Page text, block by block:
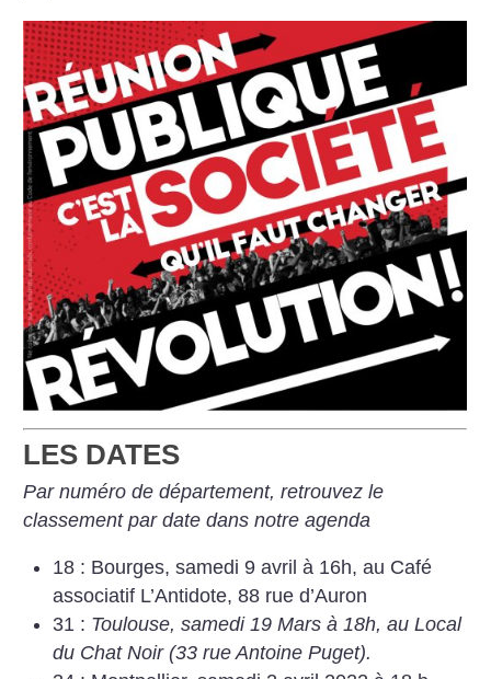
LES DATES
Par numéro de département, retrouvez le
classement par date dans notre agenda
18 : Bourges, samedi 9 avril à 16h, au Café
associatif L’Antidote, 88 rue d’Auron
31 : Toulouse, samedi 19 Mars à 18h, au Local
du Chat Noir (33 rue Antoine Puget).